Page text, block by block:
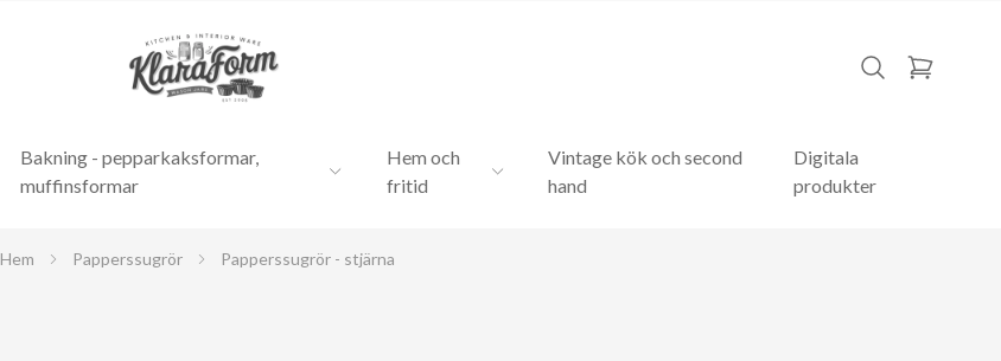
Bakning - pepparkaksformar,
muffinsformar
Hem och
fritid
Vintage kök och second
hand
Digitala
produkter
Hem Papperssugrör Papperssugrör - stjärna